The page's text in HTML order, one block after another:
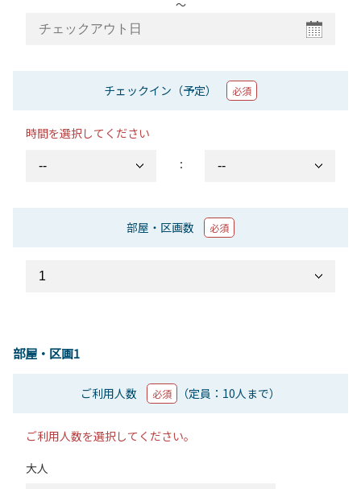
〜
チェックイン（予定） 必須
時間を選択してください
：
部屋・区画数 必須
部屋・区画1
ご利用人数 必須 （定員：10人まで）
ご利用人数を選択してください。
大人